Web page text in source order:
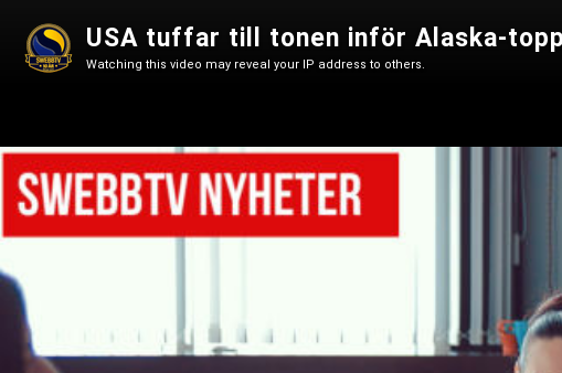
Watching this video may reveal your IP address to others.